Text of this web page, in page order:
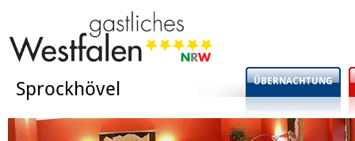
Sprockhövel ÜBERNACHTUNG